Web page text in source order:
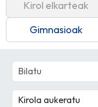
Kirol elkarteak
Gimnasioak